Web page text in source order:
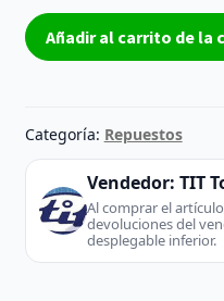
Placa
Base
-
Inves
Monitor)
cantidad
Añadir al carrito de la
Categoría: Repuestos
Vendedor: TIT
Al comprar el
devoluciones del
desplegable inferior.